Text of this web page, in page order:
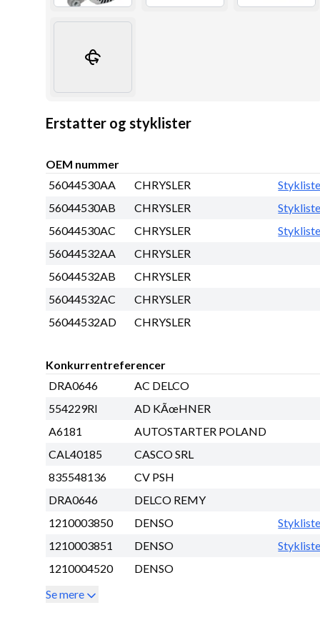
Erstatter og styklister
OEM nummer
56044530AA
CHRYSLER
56044530AB
CHRYSLER
56044530AC
CHRYSLER
56044532AA
CHRYSLER
56044532AB
CHRYSLER
56044532AC
CHRYSLER
56044532AD
CHRYSLER
Konkurrentreferencer
DRA0646
AC DELCO
554229RI
AD KÃœHNER
A6181
AUTOSTARTER POLAND
CAL40185
CASCO SRL
835548136
CV PSH
DRA0646
DELCO REMY
1210003850
DENSO
1210003851
DENSO
1210004520
DENSO
Se mere